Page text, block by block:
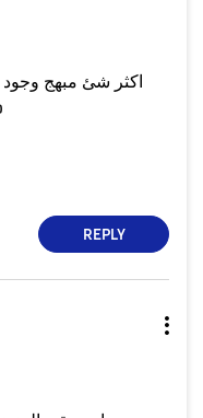
اكثر شئ مبهج
REPLY